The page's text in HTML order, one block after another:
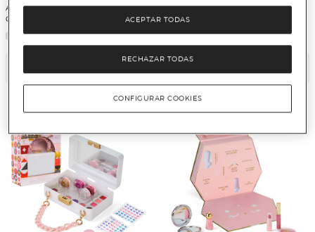
Aplicador de cuentas para pelo El
Corte Inglés
Conjunto de bolsa de glamour
Madison Ave. F.A.O. Schwarz
RECHAZAR TODAS
ACEPTAR TODAS
CONFIGURAR COOKIES